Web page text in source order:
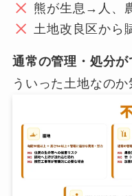
熊が生息→人、
土地改良区から
通常の管理・処分
ういった土地なの